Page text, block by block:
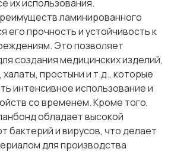
их использования.
ламинированного
его прочность и устойчивость к
Это позволяет
создания медицинских изделий,
халаты, простыни и т.д., которые
интенсивное использование и
со временем. Кроме того,
обладает высокой
бактерий и вирусов, что делает
для производства